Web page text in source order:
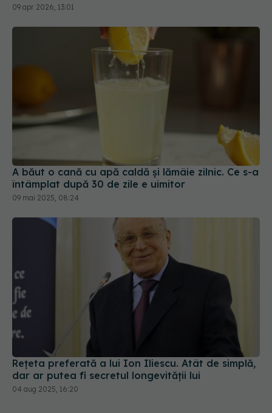
09 apr 2026, 13:01
A băut o cană cu apă caldă și lămâie zilnic. Ce s-a
întâmplat după 30 de zile e uimitor
09 mai 2025, 08:24
Rețeta preferată a lui Ion Iliescu. Atât de simplă,
dar ar putea fi secretul longevității lui
04 aug 2025, 16:20